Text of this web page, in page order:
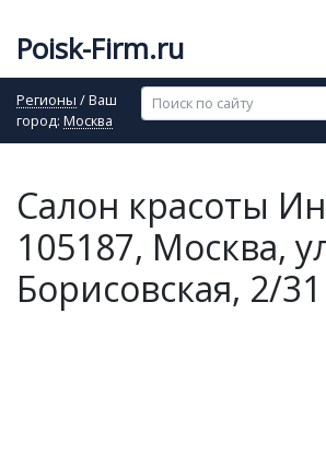
Poisk-Firm.ru
Регионы / Ваш
город: Москва
Салон красоты
105187, Москва,
Борисовская, 2/31